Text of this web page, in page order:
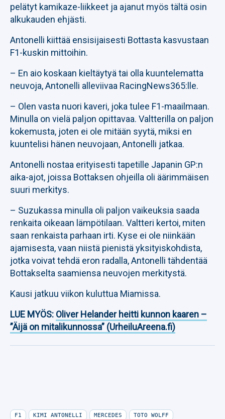
pelätyt kamikaze-liikkeet ja ajanut myös tältä osin
alkukauden ehjästi.
Antonelli kiittää ensisijaisesti Bottasta kasvustaan
F1-kuskin mittoihin.
– En aio koskaan kieltäytyä tai olla kuuntelematta
neuvoja, Antonelli alleviivaa RacingNews365:lle.
– Olen vasta nuori kaveri, joka tulee F1-maailmaan.
Minulla on vielä paljon opittavaa. Valtterilla on paljon
kokemusta, joten ei ole mitään syytä, miksi en
kuuntelisi hänen neuvojaan, Antonelli jatkaa.
Antonelli nostaa erityisesti tapetille Japanin GP:n
aika-ajot, joissa Bottaksen ohjeilla oli äärimmäisen
suuri merkitys.
– Suzukassa minulla oli paljon vaikeuksia saada
renkaita oikeaan lämpötilaan. Valtteri kertoi, miten
saan renkaista parhaan irti. Kyse ei ole niinkään
ajamisesta, vaan niistä pienistä yksityiskohdista,
jotka voivat tehdä eron radalla, Antonelli tähdentää
Bottakselta saamiensa neuvojen merkitystä.
Kausi jatkuu viikon kuluttua Miamissa.
LUE MYÖS: Oliver Helander heitti kunnon kaaren –
”Äijä on mitalikunnossa” (UrheiluAreena.fi)
F1 KIMI ANTONELLI MERCEDES TOTO WOLFF